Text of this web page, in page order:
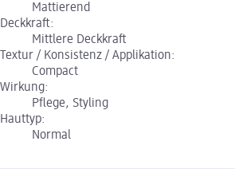
Mattierend
Deckkraft:
Mittlere Deckkraft
Textur / Konsistenz / Applikation:
Compact
Wirkung:
Pflege, Styling
Hauttyp:
Normal